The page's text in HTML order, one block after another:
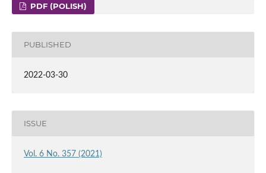
PDF (POLISH)
PUBLISHED
2022-03-30
ISSUE
Vol. 6 No. 357 (2021)